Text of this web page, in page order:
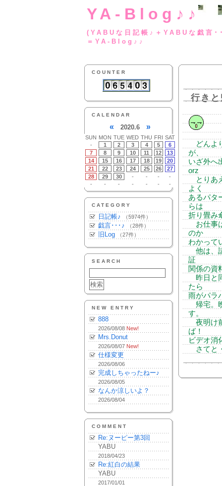
YA-Blog♪♪
(YABUな日記帳♪
＝YA-Blog♪♪
COUNTER
CALENDAR
« 2020.6 »
SUN MON TUE WED THU FRI SAT
-
1 2 3 4 5
6
7
8 9 10 11 12
13
14
15 16 17 18 19
20
21
22 23 24 25 26
27
28
29 30 - - -
-
-
- - - - - -
CATEGORY
日記帳♪ （5974件）
戯言･･･♪ （28件）
旧Log （27件）
SEARCH
NEW ENTRY
888
2026/08/08 New!
Mrs.Donut
2026/08/07 New!
仕様変更
2026/08/06
完成しちゃったねー♪
2026/08/05
なんか涼しいよ？
2026/08/04
COMMENT
Re:ヌーピー第3回
YABU
2018/04/23
Re:紅白の結果
YABU
2017/01/01
行き
どんよ
が、
いざ外へ
orz
とりあ
よく
あるパタ
らは
折り畳み
お仕事
のか
わかって
他は、
証
関係の資
昨日と
たら
雨がパラ
帰宅。
す。
夜明け
ば！
ビデオ消
さてと